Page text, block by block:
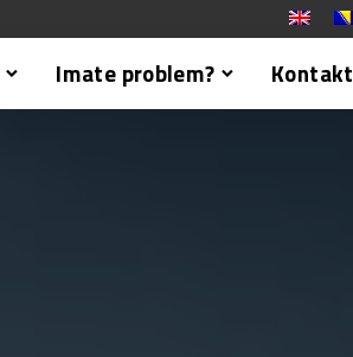
Imate problem? Kontakt